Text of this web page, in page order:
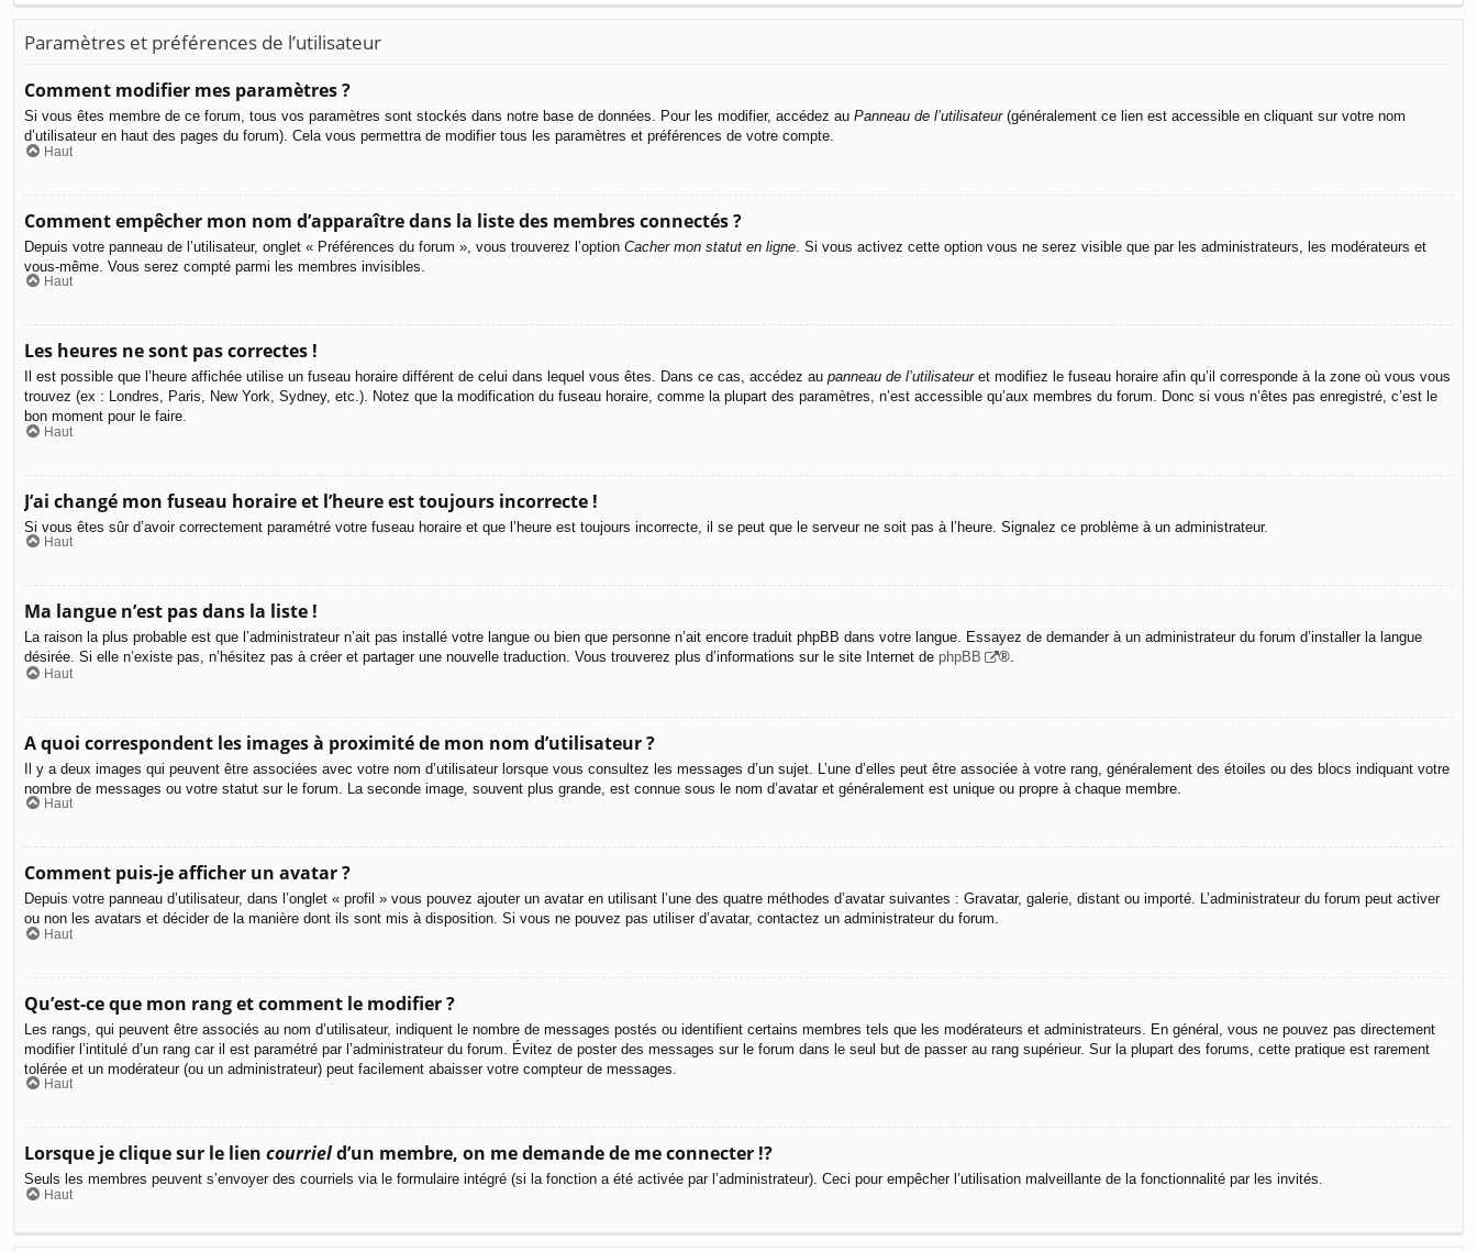
Paramètres et préférences de l’utilisateur
Comment modifier mes paramètres ?
Si vous êtes membre de ce forum, tous vos paramètres sont stockés dans notre base de données. Pour les modifier, accédez au Panneau de l’utilisateur(généralement ce lien est accessible en cliquant sur votre nom
d’utilisateur en haut des pages du forum). Cela vous permettra de modifier tous les paramètres et préférences de votre compte.
Haut
Comment empêcher mon nom d’apparaître dans la liste des membres connectés ?
Depuis votre panneau de l’utilisateur, onglet « Préférences du forum », vous trouverez l’option Cacher mon statut en ligne . Si vous activez cette option vous ne serez visible que par les administrateurs, les modérateurs et
vous-même. Vous serez compté parmi les membres invisibles.
Haut
Les heures ne sont pas correctes !
Il est possible que l’heure affichée utilise un fuseau horaire différent de celui dans lequel vous êtes. Dans ce cas, accédez au panneau de l’utilisateuret modifiez le fuseau horaire afin qu’il corresponde à la zone où vous vous
trouvez (ex : Londres, Paris, New York, Sydney, etc.). Notez que la modification du fuseau horaire, comme la plupart des paramètres, n’est accessible qu’aux membres du forum. Donc si vous n’êtes pas enregistré, c’est le
bon moment pour le faire.
Haut
J’ai changé mon fuseau horaire et l’heure est toujours incorrecte !
Si vous êtes sûr d’avoir correctement paramétré votre fuseau horaire et que l’heure est toujours incorrecte, il se peut que le serveur ne soit pas à l’heure. Signalez ce problème à un administrateur.
Haut
Ma langue n’est pas dans la liste !
La raison la plus probable est que l’administrateur n’ait pas installé votre langue ou bien que personne n’ait encore traduit phpBB dans votre langue. Essayez de demander à un administrateur du forum d’installer la langue
désirée. Si elle n’existe pas, n’hésitez pas à créer et partager une nouvelle traduction. Vous trouverez plus d’informations sur le site Internet de phpBB ®.
Haut
A quoi correspondent les images à proximité de mon nom d’utilisateur ?
Il y a deux images qui peuvent être associées avec votre nom d’utilisateur lorsque vous consultez les messages d’un sujet. L’une d’elles peut être associée à votre rang, généralement des étoiles ou des blocs indiquant votre
nombre de messages ou votre statut sur le forum. La seconde image, souvent plus grande, est connue sous le nom d’avatar et généralement est unique ou propre à chaque membre.
Haut
Comment puis-je afficher un avatar ?
Depuis votre panneau d’utilisateur, dans l’onglet « profil » vous pouvez ajouter un avatar en utilisant l’une des quatre méthodes d’avatar suivantes : Gravatar, galerie, distant ou importé. L’administrateur du forum peut activer
ou non les avatars et décider de la manière dont ils sont mis à disposition. Si vous ne pouvez pas utiliser d’avatar, contactez un administrateur du forum.
Haut
Qu’est-ce que mon rang et comment le modifier ?
Les rangs, qui peuvent être associés au nom d’utilisateur, indiquent le nombre de messages postés ou identifient certains membres tels que les modérateurs et administrateurs. En général, vous ne pouvez pas directement
modifier l’intitulé d’un rang car il est paramétré par l’administrateur du forum. Évitez de poster des messages sur le forum dans le seul but de passer au rang supérieur. Sur la plupart des forums, cette pratique est rarement
tolérée et un modérateur (ou un administrateur) peut facilement abaisser votre compteur de messages.
Haut
Lorsque je clique sur le lien courrield’un membre, on me demande de me connecter !?
Seuls les membres peuvent s’envoyer des courriels via le formulaire intégré (si la fonction a été activée par l’administrateur). Ceci pour empêcher l’utilisation malveillante de la fonctionnalité par les invités.
Haut